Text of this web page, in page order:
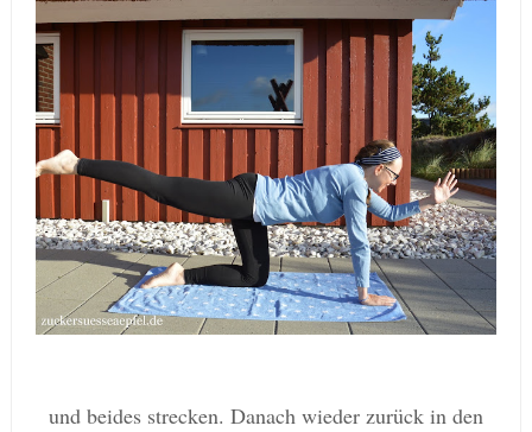
und beides strecken. Danach wieder zurück in den